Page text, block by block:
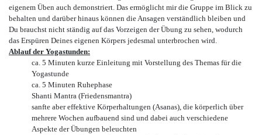
eigenem Üben auch demonstriert. Das ermöglicht mir die Gruppe im Blick zu
behalten und darüber hinaus können die Ansagen verständlich bleiben und
Du brauchst nicht ständig auf das Vorzeigen der Übung zu sehen, wodurch
das Erspüren Deines eigenen Körpers jedesmal unterbrochen wird.
Ablauf der Yogastunden:
ca. 5 Minuten kurze Einleitung mit Vorstellung des Themas für die
Yogastunde
ca. 5 Minuten Ruhephase
Shanti Mantra (Friedensmantra)
sanfte aber effektive Körperhaltungen (Asanas), die körperlich über
mehrere Wochen aufbauend sind und dabei auch verschiedene
Aspekte der Übungen beleuchten